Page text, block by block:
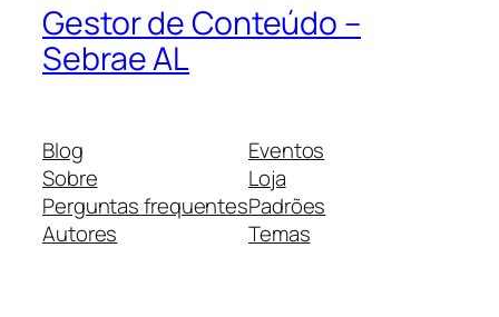
Gestor de Conteúdo –
Sebrae AL
Blog
Sobre
Perguntas frequentes
Autores
Eventos
Loja
Padrões
Temas